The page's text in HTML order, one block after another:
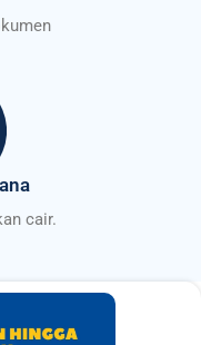
cair.